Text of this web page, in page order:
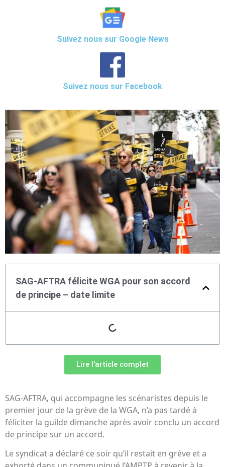
Suivez nous sur Google News
Suivez nous sur Facebook
SAG-AFTRA félicite WGA pour son accord
de principe – date limite
Lire l'article complet
SAG-AFTRA, qui accompagne les scénaristes depuis le
premier jour de la grève de la WGA, n’a pas tardé à
féliciter la guilde dimanche après avoir conclu un accord
de principe sur un accord.
Le syndicat a déclaré ce soir qu’il restait en grève et a